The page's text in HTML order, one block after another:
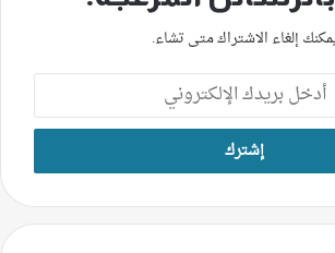
إلغاء الاشتراك متى تشاء.